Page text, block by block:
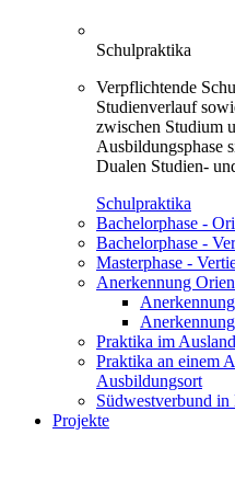
Schulpraktika
Verpflichtende
Studienverlauf
zwischen Studium
Ausbildungsphase
Dualen Studien-
Schulpraktika
Bachelorphase -
Bachelorphase -
Masterphase -
Anerkennung
Praktika im Ausland
Praktika an einem
Ausbildungsort
Südwestverbund in
Projekte